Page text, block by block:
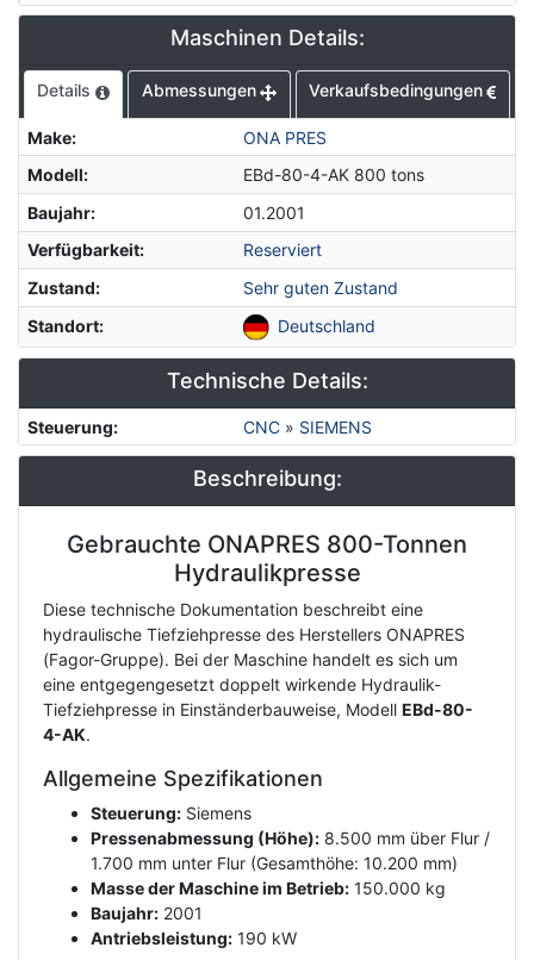
Maschinen Details:
Details Abmessungen Verkaufsbedingungen
Make:
ONA PRES
Modell:
EBd-80-4-AK 800 tons
Baujahr:
01.2001
Verfügbarkeit:
Reserviert
Zustand:
Sehr guten Zustand
Standort: Deutschland
Technische Details:
Steuerung: CNC» SIEMENS
Beschreibung:
Description
Gebrauchte ONAPRES 800-Tonnen
Hydraulikpresse
Diese technische Dokumentation beschreibt eine
hydraulische Tiefziehpresse des Herstellers ONAPRES
(Fagor-Gruppe). Bei der Maschine handelt es sich um
eine entgegengesetzt doppelt wirkende Hydraulik-
Tiefziehpresse in Einständerbauweise, Modell EBd-80-
4-AK.
Allgemeine Spezifikationen
Steuerung: Siemens
Pressenabmessung (Höhe): 8.500 mm über Flur /
1.700 mm unter Flur (Gesamthöhe: 10.200 mm)
Masse der Maschine im Betrieb: 150.000 kg
Baujahr: 2001
Antriebsleistung: 190 kW